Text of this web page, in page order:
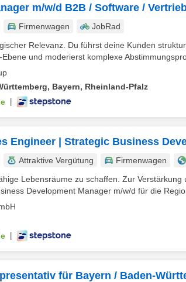
m/w/d B2B / Software /
Firmenwagen
JobRad
Relevanz. Du führst deine Kunden
und moderierst komplexe
Bayern, Rheinland-Pfalz
Engineer | Strategic Business
Attraktive Vergütung Firmenwagen
Lebensräume zu schaffen. Zur
Development Manager m/w/d für die
für Bayern / Baden-